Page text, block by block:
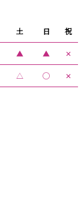
土 日 祝
▲ ▲ ✕
△ ◯ ✕